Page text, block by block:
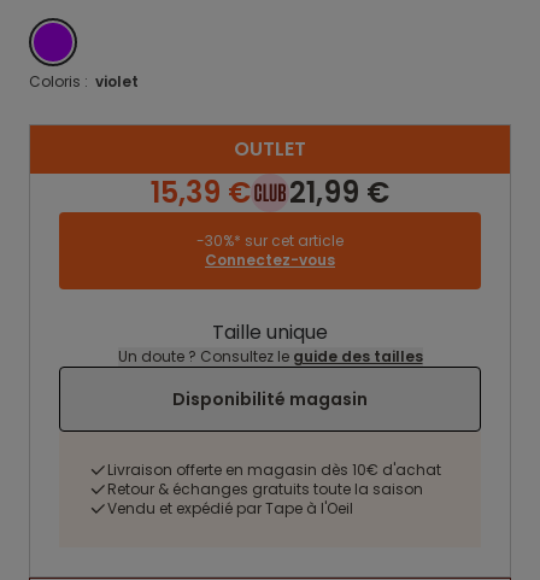
VIOLET
Coloris : violet
OUTLET
15,39 € 21,99 €
-30%* sur cet article
Connectez-vous
Taille unique
Un doute ? Consultez le guide des tailles
Disponibilité magasin
Livraison offerte en magasin dès 10€ d'achat
Retour & échanges gratuits toute la saison
Vendu et expédié par Tape à l'Oeil